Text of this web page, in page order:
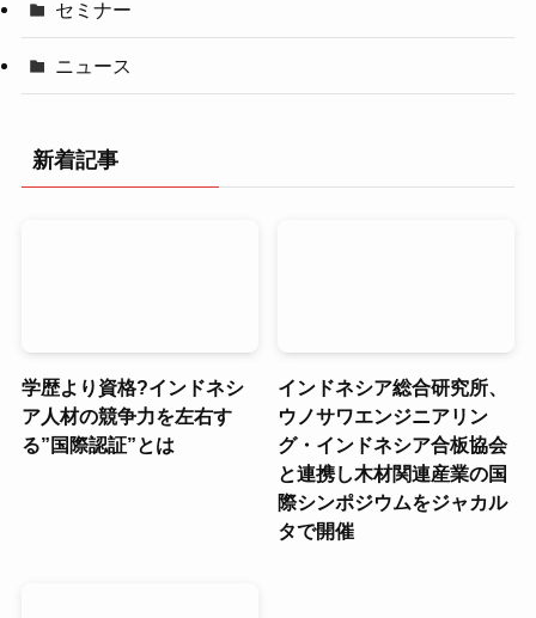
セミナー
ニュース
新着記事
学歴より資格?インドネシ
ア人材の競争力を左右す
る”国際認証”とは
インドネシア総合研究所、
ウノサワエンジニアリン
グ・インドネシア合板協会
と連携し木材関連産業の国
際シンポジウムをジャカル
タで開催